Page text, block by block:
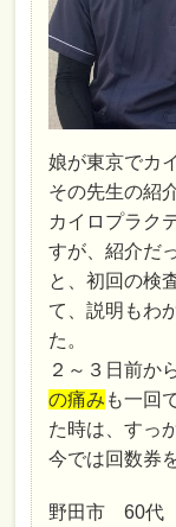
娘が東京でカ
その先生の紹
カイロプラク
すが、紹介だ
と、初回の検
て、説明もわ
た。
２～３日前か
の痛み も一回
た時は、すっ
今では回数券
野田市 60